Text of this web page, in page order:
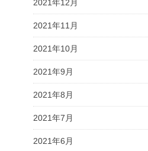
2021年12月
2021年11月
2021年10月
2021年9月
2021年8月
2021年7月
2021年6月